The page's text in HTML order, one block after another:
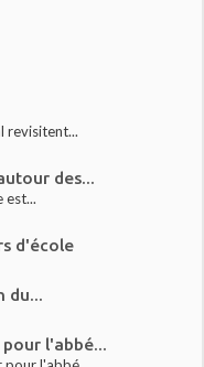
revisitent...
des...
est...
d'école
du...
l'abbé...